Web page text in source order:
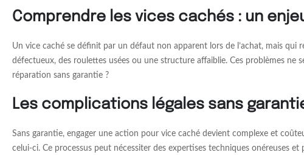
Comprendre les vices cachés : un
Un vice caché se définit par un défaut non apparent lors de l’achat, mais qui
défectueux, des roulettes usées ou une structure affaiblie. Ces problèmes ne
réparation sans garantie ?
Les complications légales sans
Sans garantie, engager une action pour vice caché devient complexe et
celui-ci. Ce processus peut nécessiter des expertises techniques onéreuses